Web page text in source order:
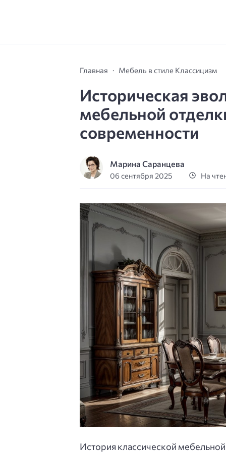
Главная Мебель в стиле Классицизм
Историческая
мебельной
современности
Марина Саранцева
06 сентября 2025 На
История классической